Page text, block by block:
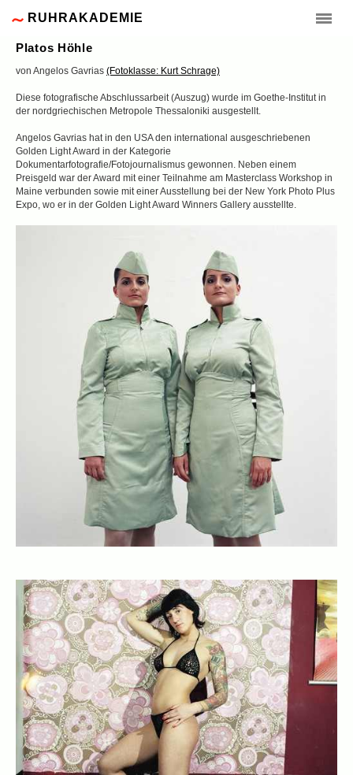
RUHRAKADEMIE
Platos Höhle
von Angelos Gavrias (Fotoklasse: Kurt Schrage)
Diese fotografische Abschlussarbeit (Auszug) wurde im Goethe-Institut in
der nordgriechischen Metropole Thessaloniki ausgestellt.
Angelos Gavrias hat in den USA den international ausgeschriebenen
Golden Light Award in der Kategorie
Dokumentarfotografie/Fotojournalismus gewonnen. Neben einem
Preisgeld war der Award mit einer Teilnahme am Masterclass Workshop in
Maine verbunden sowie mit einer Ausstellung bei der New York Photo Plus
Expo, wo er in der Golden Light Award Winners Gallery ausstellte.